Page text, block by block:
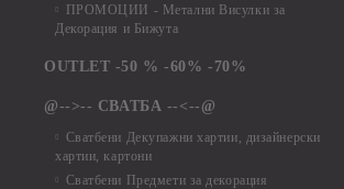
ПРОМОЦИИ - Метални Висулки за
Декорация и Бижута
OUTLET -50 % -60% -70%
@-->-- СВАТБА --<--@
Сватбени Декупажни хартии, дизайнерски
хартии, картони
Сватбени Предмети за декорация